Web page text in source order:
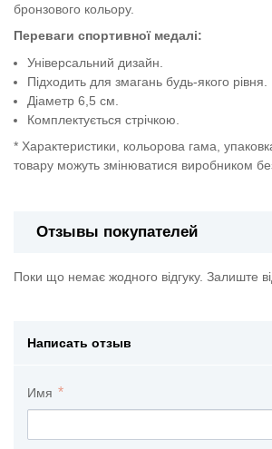
бронзового кольору.
Переваги спортивної медалі:
Універсальний дизайн.
Підходить для змагань будь-якого рівня.
Діаметр 6,5 см.
Комплектується стрічкою.
* Характеристики, кольорова гама,
товару можуть змінюватися виробником
Отзывы покупателей
Поки що немає жодного відгуку. Залиште
Написать отзыв
Имя